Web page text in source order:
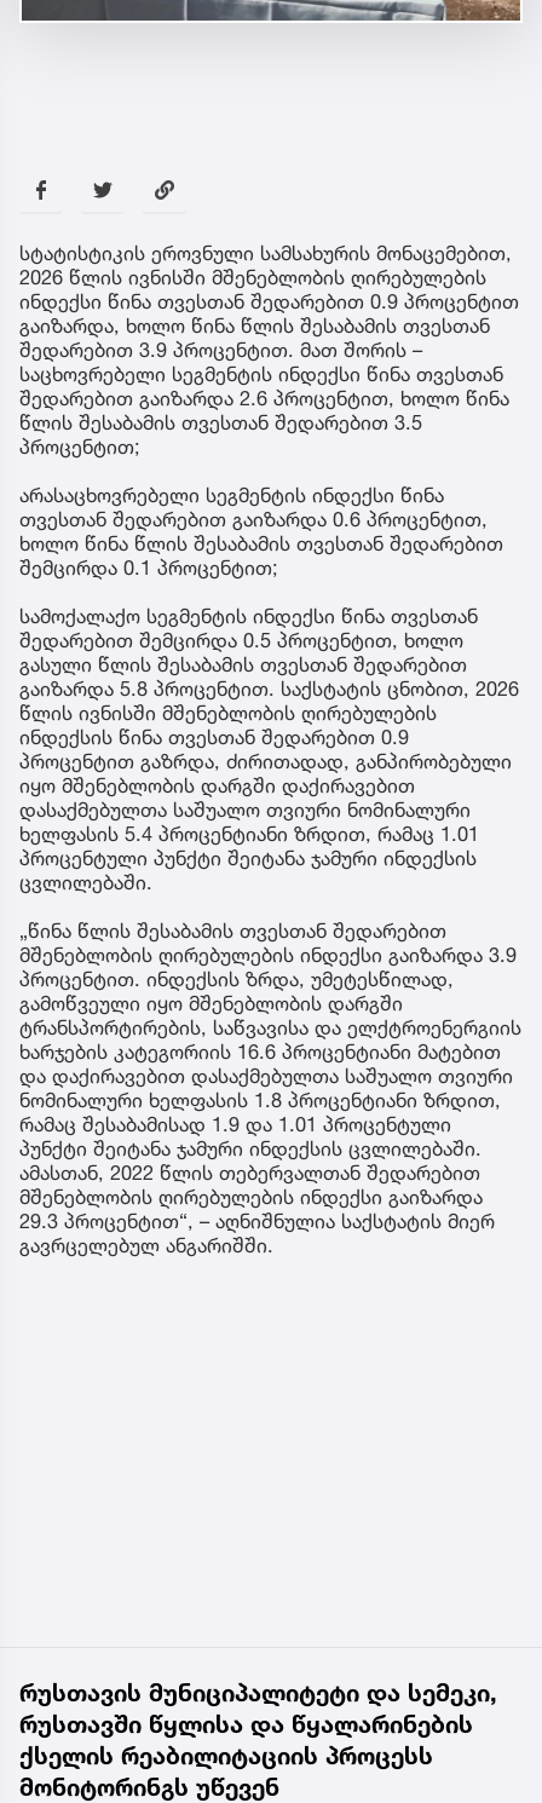
სტატისტიკის ეროვნული სამსახურის მონაცემებით,
2026 წლის ივნისში მშენებლობის ღირებულების
ინდექსი წინა თვესთან შედარებით 0.9 პროცენტით
გაიზარდა, ხოლო წინა წლის შესაბამის თვესთან
შედარებით 3.9 პროცენტით. მათ შორის –
საცხოვრებელი სეგმენტის ინდექსი წინა თვესთან
შედარებით გაიზარდა 2.6 პროცენტით, ხოლო წინა
წლის შესაბამის თვესთან შედარებით 3.5
პროცენტით;
არასაცხოვრებელი სეგმენტის ინდექსი წინა
თვესთან შედარებით გაიზარდა 0.6 პროცენტით,
ხოლო წინა წლის შესაბამის თვესთან შედარებით
შემცირდა 0.1 პროცენტით;
სამოქალაქო სეგმენტის ინდექსი წინა თვესთან
შედარებით შემცირდა 0.5 პროცენტით, ხოლო
გასული წლის შესაბამის თვესთან შედარებით
გაიზარდა 5.8 პროცენტით. საქსტატის ცნობით, 2026
წლის ივნისში მშენებლობის ღირებულების
ინდექსის წინა თვესთან შედარებით 0.9
პროცენტით გაზრდა, ძირითადად, განპირობებული
იყო მშენებლობის დარგში დაქირავებით
დასაქმებულთა საშუალო თვიური ნომინალური
ხელფასის 5.4 პროცენტიანი ზრდით, რამაც 1.01
პროცენტული პუნქტი შეიტანა ჯამური ინდექსის
ცვლილებაში.
„წინა წლის შესაბამის თვესთან შედარებით
მშენებლობის ღირებულების ინდექსი გაიზარდა 3.9
პროცენტით. ინდექსის ზრდა, უმეტესწილად,
გამოწვეული იყო მშენებლობის დარგში
ტრანსპორტირების, საწვავისა და ელქტროენერგიის
ხარჯების კატეგორიის 16.6 პროცენტიანი მატებით
და დაქირავებით დასაქმებულთა საშუალო თვიური
ნომინალური ხელფასის 1.8 პროცენტიანი ზრდით,
რამაც შესაბამისად 1.9 და 1.01 პროცენტული
პუნქტი შეიტანა ჯამური ინდექსის ცვლილებაში.
ამასთან, 2022 წლის თებერვალთან შედარებით
მშენებლობის ღირებულების ინდექსი გაიზარდა
29.3 პროცენტით“, – აღნიშნულია საქსტატის მიერ
გავრცელებულ ანგარიშში.
რუსთავის მუნიციპალიტეტი და სემეკი,
რუსთავში წყლისა და წყალარინების
ქსელის რეაბილიტაციის პროცესს
მონიტორინგს უწევენ